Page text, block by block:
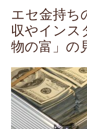
エセ金持ち
収やインス
物の富」の